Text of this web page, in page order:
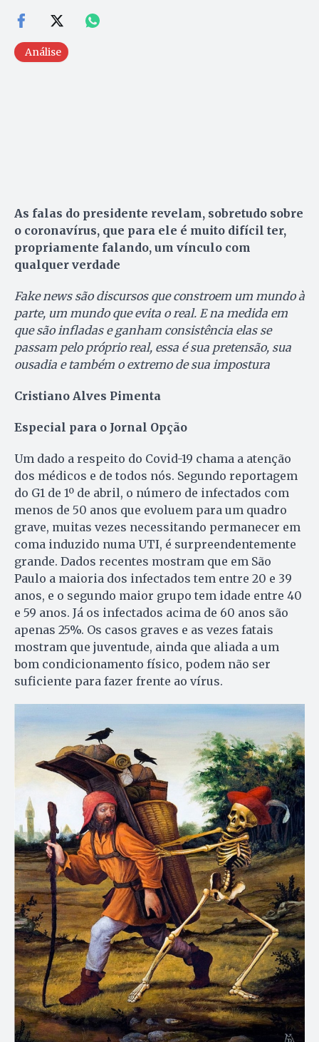
Análise
As falas do presidente revelam, sobretudo sobre
o coronavírus, que para ele é muito difícil ter,
propriamente falando, um vínculo com
qualquer verdade
Fake news são discursos que constroem um mundo à
parte, um mundo que evita o real. E na medida em
que são infladas e ganham consistência elas se
passam pelo próprio real, essa é sua pretensão, sua
ousadia e também o extremo de sua impostura
Cristiano Alves Pimenta
Especial para o Jornal Opção
Um dado a respeito do Covid-19 chama a atenção
dos médicos e de todos nós. Segundo reportagem
do G1 de 1º de abril, o número de infectados com
menos de 50 anos que evoluem para um quadro
grave, muitas vezes necessitando permanecer em
coma induzido numa UTI, é surpreendentemente
grande. Dados recentes mostram que em São
Paulo a maioria dos infectados tem entre 20 e 39
anos, e o segundo maior grupo tem idade entre 40
e 59 anos. Já os infectados acima de 60 anos são
apenas 25%. Os casos graves e as vezes fatais
mostram que juventude, ainda que aliada a um
bom condicionamento físico, podem não ser
suficiente para fazer frente ao vírus.